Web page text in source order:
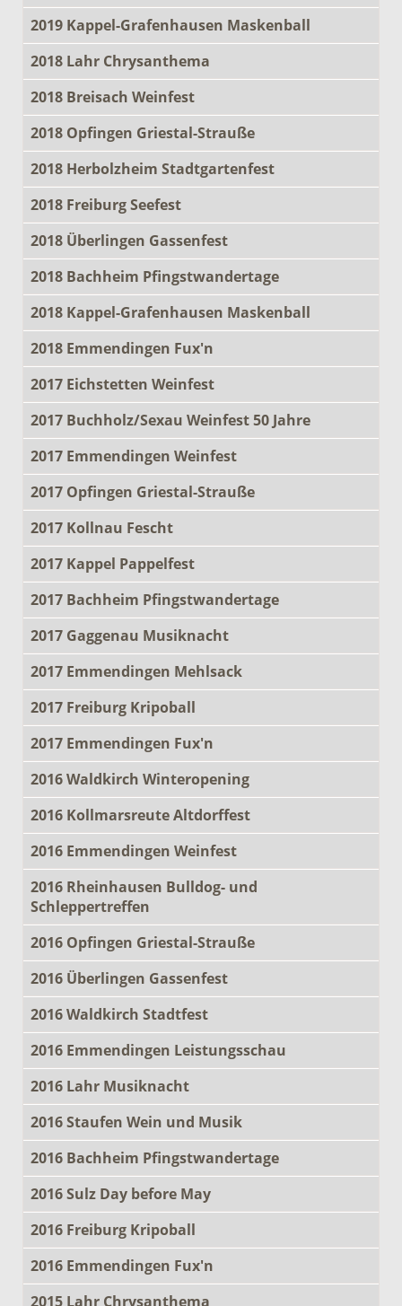
2019 Kappel-Grafenhausen Maskenball
2018 Lahr Chrysanthema
2018 Breisach Weinfest
2018 Opfingen Griestal-Strauße
2018 Herbolzheim Stadtgartenfest
2018 Freiburg Seefest
2018 Überlingen Gassenfest
2018 Bachheim Pfingstwandertage
2018 Kappel-Grafenhausen Maskenball
2018 Emmendingen Fux'n
2017 Eichstetten Weinfest
2017 Buchholz/Sexau Weinfest 50 Jahre
2017 Emmendingen Weinfest
2017 Opfingen Griestal-Strauße
2017 Kollnau Fescht
2017 Kappel Pappelfest
2017 Bachheim Pfingstwandertage
2017 Gaggenau Musiknacht
2017 Emmendingen Mehlsack
2017 Freiburg Kripoball
2017 Emmendingen Fux'n
2016 Waldkirch Winteropening
2016 Kollmarsreute Altdorffest
2016 Emmendingen Weinfest
2016 Rheinhausen Bulldog- und
Schleppertreffen
2016 Opfingen Griestal-Strauße
2016 Überlingen Gassenfest
2016 Waldkirch Stadtfest
2016 Emmendingen Leistungsschau
2016 Lahr Musiknacht
2016 Staufen Wein und Musik
2016 Bachheim Pfingstwandertage
2016 Sulz Day before May
2016 Freiburg Kripoball
2016 Emmendingen Fux'n
2015 Lahr Chrysanthema